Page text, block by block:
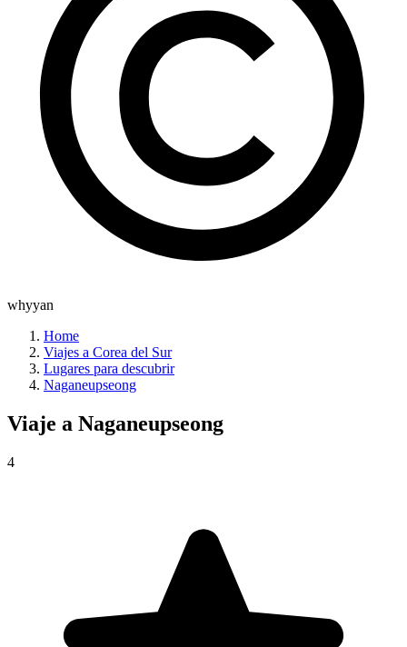
whyyan
Home
Viajes a Corea del Sur
Lugares para descubrir
Naganeupseong
Viaje a Naganeupseong
4